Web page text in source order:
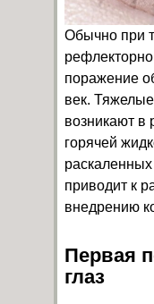
Обычно при
поражение
век.
возникают в
горячей
приводит к
внедрению
Первая
глаз